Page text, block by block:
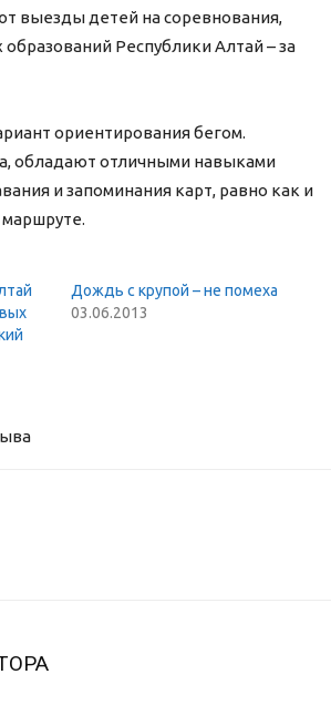
выезды детей на соревнования,
Республики Алтай – за
ориентирования бегом.
обладают отличными навыками
и запоминания карт, равно как и
Дождь с крупой – не помеха
03.06.2013